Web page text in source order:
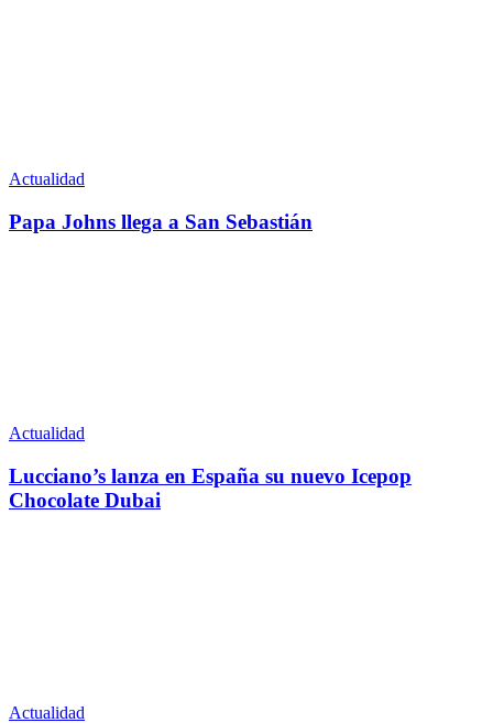
Actualidad
Papa Johns llega a San Sebastián
Actualidad
Lucciano’s lanza en España su nuevo Icepop
Chocolate Dubai
Actualidad